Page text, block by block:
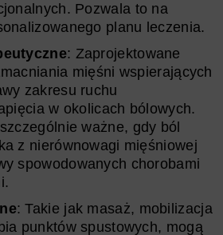
Pozwala to na
planu leczenia.
: Zaprojektowane
mięśni wspierających
zakresu ruchu
w okolicach bólowych.
ważne, gdy ból
z nierównowagi mięśniowej
spowodowanych chorobami
: Takie jak masaż, mobilizacja
punktów spustowych, mogą